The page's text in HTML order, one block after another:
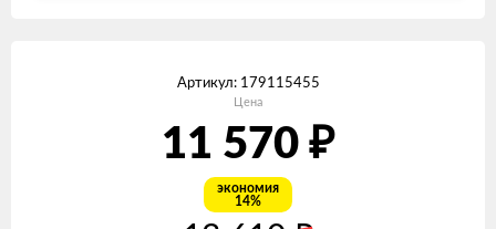
Артикул: 179115455
Цена
11 570 ₽
экономия
14%